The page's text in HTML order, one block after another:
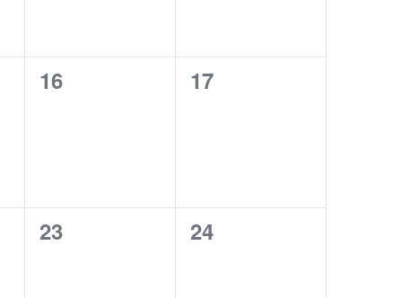
0
16
0
17
0
23
0
24